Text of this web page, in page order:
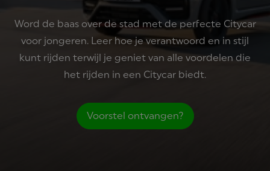
Word de baas over de stad met de perfecte Citycar
voor jongeren. Leer hoe je verantwoord en in stijl
kunt rijden terwijl je geniet van alle voordelen die
het rijden in een Citycar biedt.
Voorstel ontvangen?